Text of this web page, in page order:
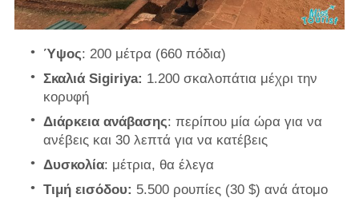
Ύψος: 200 μέτρα (660 πόδια)
Σκαλιά Sigiriya: 1.200 σκαλοπάτια μέχρι την
κορυφή
Διάρκεια ανάβασης: περίπου μία ώρα για να
ανέβεις και 30 λεπτά για να κατέβεις
Δυσκολία: μέτρια, θα έλεγα
Τιμή εισόδου: 5.500 ρουπίες (30 $) ανά άτομο